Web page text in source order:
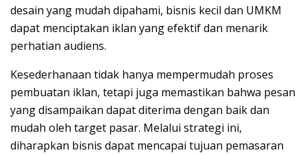
desain yang mudah dipahami, bisnis kecil dan UMKM
dapat menciptakan iklan yang efektif dan menarik
perhatian audiens.
Kesederhanaan tidak hanya mempermudah proses
pembuatan iklan, tetapi juga memastikan bahwa pesan
yang disampaikan dapat diterima dengan baik dan
mudah oleh target pasar. Melalui strategi ini,
diharapkan bisnis dapat mencapai tujuan pemasaran